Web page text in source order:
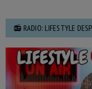
📻 RADIO: LIFESTYLE